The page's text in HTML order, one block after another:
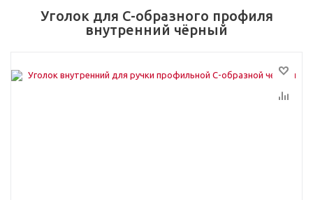
Уголок для С-образного профиля
внутренний чёрный